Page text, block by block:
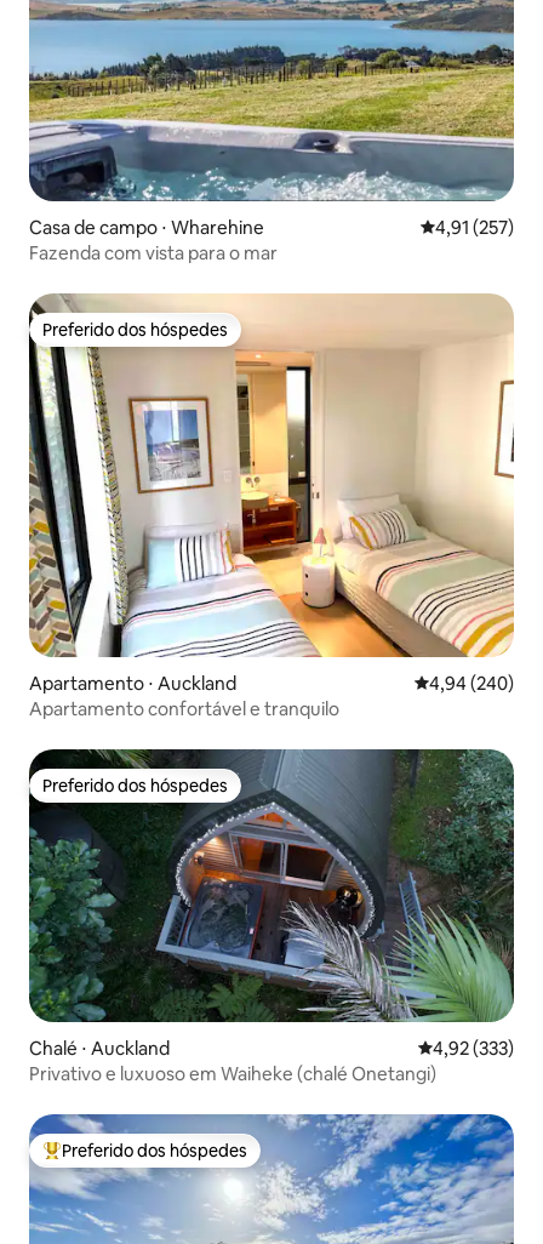
Casa de campo ⋅ Wharehine 4,91 de uma
4,91 (257)
Fazenda com vista para o mar
Preferido dos hóspedes
Preferido dos hóspedes
Apartamento ⋅ Auckland 4,94 de uma
4,94 (240)
Apartamento confortável e tranquilo
Preferido dos hóspedes
Preferido dos hóspedes
Chalé ⋅ Auckland 4,92 de uma
4,92 (333)
Privativo e luxuoso em Waiheke (chalé Onetangi)
Entre os melhores preferidos dos hóspedes
Preferido dos hóspedes